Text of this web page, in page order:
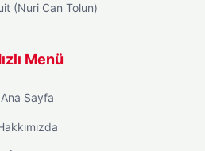
(Nuri Can Tolun)
Menü
Ana Sayfa